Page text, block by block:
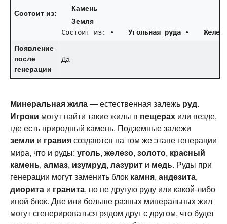
Состоит из:
Камень
Земля
Состоит из: • Угольная руда •
Появление
после
генерации
Да
Минеральная жила— естественная залежь руд.
Игроки могут найти такие жилы в пещерах или везде,
где есть природный камень. Подземные залежи
земли и гравиясоздаются на том же этапе генерации
мира, что и руды: уголь, железо, золото, красный
камень, алмаз, изумруд, лазурит и медь. Руды при
генерации могут заменить блок камня, андезита,
диорита и гранита, но не другую руду или какой-либо
иной блок. Две или больше разных минеральных жил
могут сгенерироваться рядом друг с другом, что будет